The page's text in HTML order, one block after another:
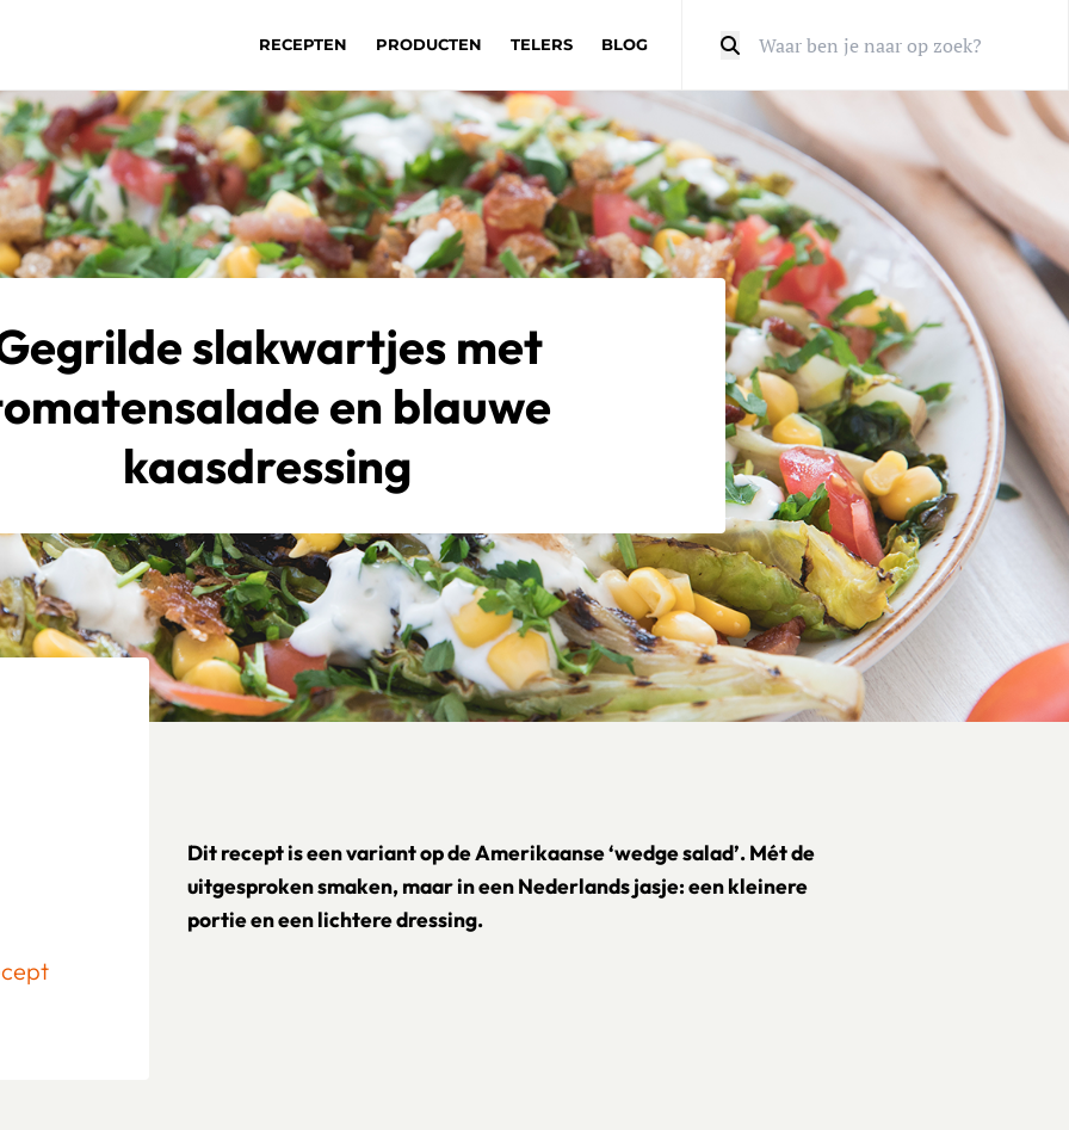
RECEPTEN PRODUCTEN TELERS BLOG
slakwartjes met
en blauwe
kaasdressing
Dit recept is een variant op de Amerikaanse ‘wedge salad’. Mét de
uitgesproken smaken, maar in een Nederlands jasje: een kleinere
portie en een lichtere dressing.